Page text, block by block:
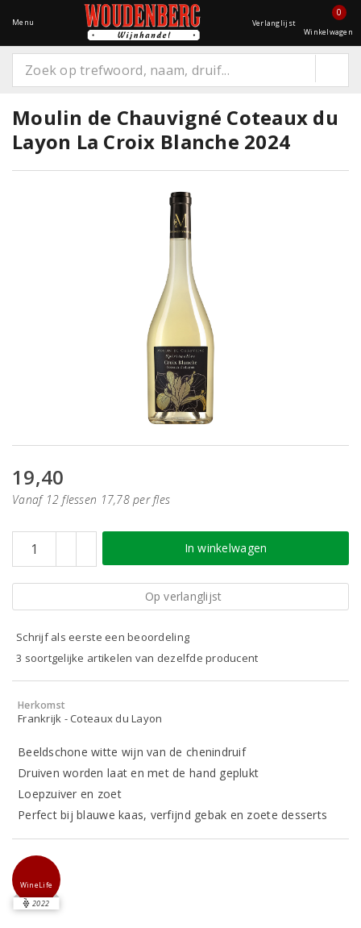
Menu Verlanglijst
0
Winkelwagen
Moulin de Chauvigné Coteaux du
Layon La Croix Blanche 2024
19,40
Vanaf 12 flessen 17,78 per fles
In winkelwagen
Op verlanglijst
Schrijf als eerste een beoordeling
3 soortgelijke artikelen van dezelfde producent
Herkomst
Frankrijk - Coteaux du Layon
Beeldschone witte wijn van de chenindruif
Druiven worden laat en met de hand geplukt
Loepzuiver en zoet
Perfect bij blauwe kaas, verfijnd gebak en zoete desserts
WineLife
2022